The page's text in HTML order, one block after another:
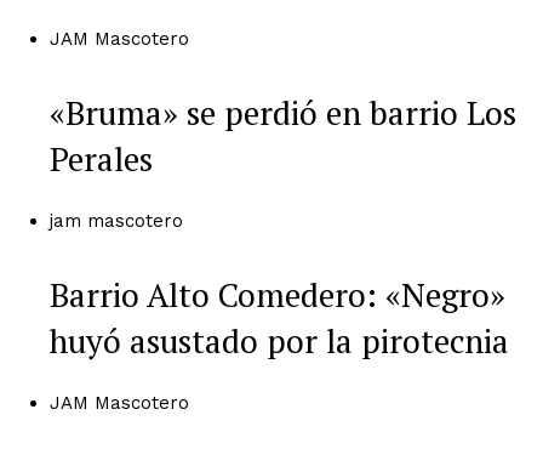
JAM Mascotero
«Bruma» se perdió en barrio Los
Perales
jam mascotero
Barrio Alto Comedero: «Negro»
huyó asustado por la pirotecnia
JAM Mascotero